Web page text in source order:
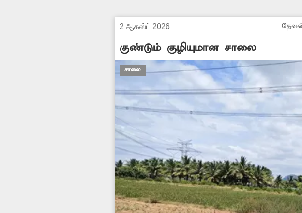
2 ஆகஸ்ட் 2026
குண்டும் குழியுமான சாலை
சாலை